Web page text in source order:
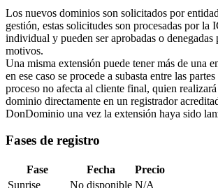
Los nuevos dominios son solicitados por
gestión, estas solicitudes son procesadas por la
individual y pueden ser aprobadas o denegadas
motivos.
Una misma extensión puede tener más de una
en ese caso se procede a subasta entre las
proceso no afecta al cliente final, quien
dominio directamente en un registrador
DonDominio una vez la extensión haya sido
Fases de registro
Fase Fecha
Precio
Sunrise
No disponible N/A